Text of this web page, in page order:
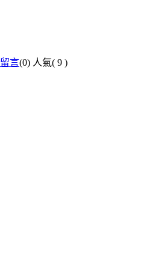
留言(0) 人氣( 9 )